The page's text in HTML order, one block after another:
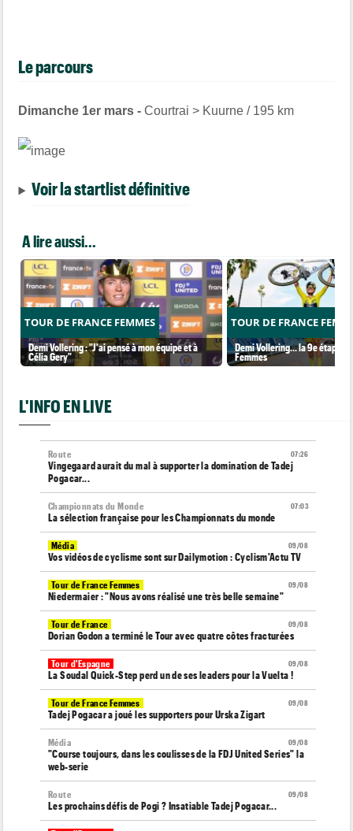
Le parcours
Dimanche 1er mars -Courtrai > Kuurne / 195 km
Voir la startlist définitive
A lire aussi...
TOUR DE FRANCE FEMMES
Demi Vollering : "J'ai pensé à mon équipe et à
Célia Gery"
TOUR DE FRANCE
Demi Vollering... la 9e étape et
Femmes
L'INFO EN LIVE
07:26
Route
Vingegaard aurait du mal à supporter la domination de Tadej
Pogacar...
07:03
Championnats du Monde
La sélection française pour les Championnats du monde
09/08
Média
Vos vidéos de cyclisme sont sur Dailymotion : Cyclism'Actu TV
09/08
Tour de France Femmes
Niedermaier : "Nous avons réalisé une très belle semaine"
09/08
Tour de France
Dorian Godon a terminé le Tour avec quatre côtes fracturées
09/08
Tour d'Espagne
La Soudal Quick-Step perd un de ses leaders pour la Vuelta !
09/08
Tour de France Femmes
Tadej Pogacar a joué les supporters pour Urska Zigart
09/08
Média
"Course toujours, dans les coulisses de la FDJ United Series" la
web-serie
09/08
Route
Les prochains défis de Pogi ? Insatiable Tadej Pogacar...